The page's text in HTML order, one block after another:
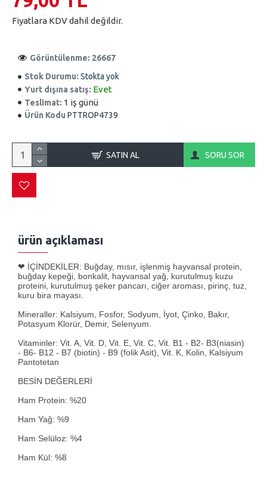
ürün açıklaması
❤ İÇİNDEKİLER: Buğday, mısır, işlenmiş hayvansal protein,
buğday kepeği, bonkalit, hayvansal yağ, kurutulmuş kuzu
proteini, kurutulmuş şeker pancarı, ciğer aroması, pirinç, tuz,
kuru bira mayası.
Mineraller: Kalsiyum, Fosfor, Sodyum, İyot, Çinko, Bakır,
Potasyum Klorür, Demir, Selenyum.
Vitaminler: Vit. A, Vit. D, Vit. E, Vit. C, Vit. B1 - B2- B3(niasin)
- B6- B12 - B7 (biotin) - B9 (folik Asit), Vit. K, Kolin, Kalsiyum
Pantotetan
BESİN DEĞERLERİ
Ham Protein: %20
Ham Yağ: %9
Ham Selüloz: %4
Ham Kül: %8
Stok Durumu: Stokta yok
Yurt dışına satış: Evet
Teslimat: 1 iş günü
Ürün Kodu PTTROP4739
Görüntülenme: 26667
Fiyatlara KDV dahil değildir.
SATIN AL SORU SOR